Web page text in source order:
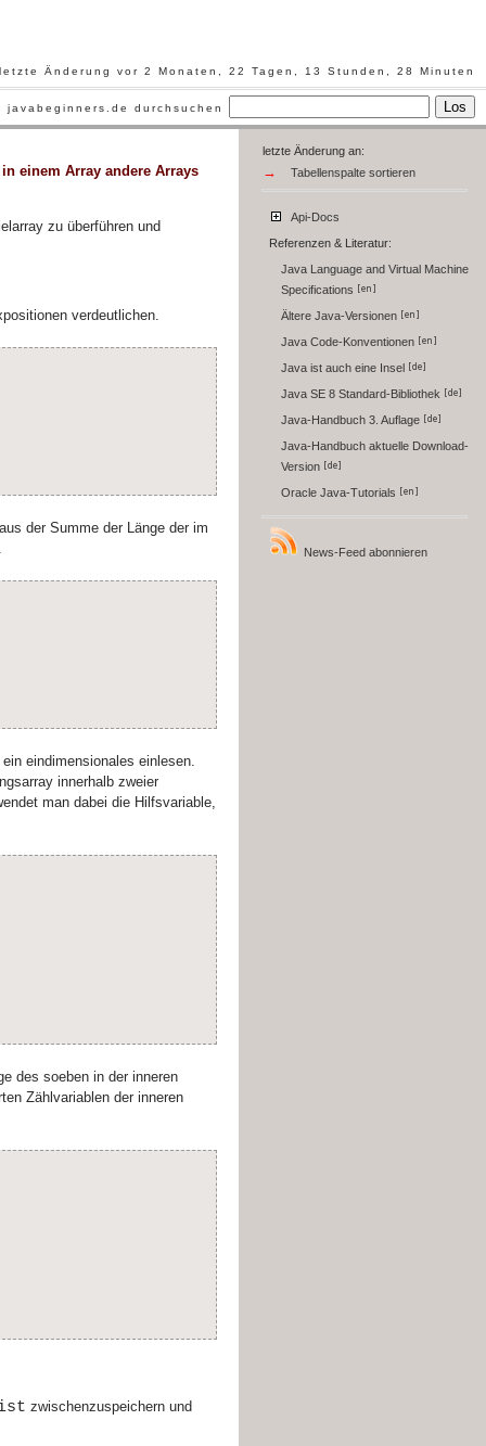
letzte Änderung vor 2 Monaten, 22 Tagen, 13 Stunden, 28 Minuten
javabeginners.de durchsuchen Los
einem Array andere Arrays
zu überführen und
verdeutlichen.
der Summe der Länge der im
eindimensionales einlesen.
innerhalb zweier
man dabei die Hilfsvariable,
des soeben in der inneren
Zählvariablen der inneren
zwischenzuspeichern und
letzte Änderung an:
→ Tabellenspalte sortieren
Api-Docs
Referenzen & Literatur:
Java Language and Virtual Machine
Specifications
Ältere Java-Versionen
Java Code-Konventionen
Java ist auch eine Insel
Java SE 8 Standard-Bibliothek
Java-Handbuch 3. Auflage
Java-Handbuch aktuelle Download-
Version
Oracle Java-Tutorials
News-Feed abonnieren